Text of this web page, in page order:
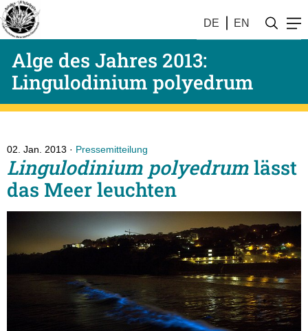
DE EN
Alge des Jahres 2013:
Lingulodinium polyedrum
02. Jan. 2013 Pressemitteilung
Lingulodinium polyedrumlässt
das Meer leuchten